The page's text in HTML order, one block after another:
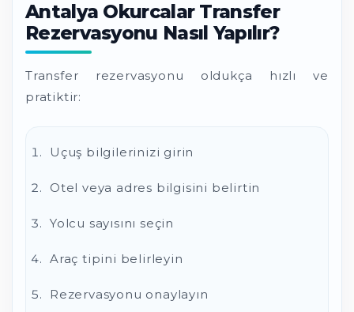
Antalya Okurcalar Transfer
Rezervasyonu Nasıl Yapılır?
Transfer rezervasyonu oldukça hızlı ve
pratiktir:
Uçuş bilgilerinizi girin
Otel veya adres bilgisini belirtin
Yolcu sayısını seçin
Araç tipini belirleyin
Rezervasyonu onaylayın